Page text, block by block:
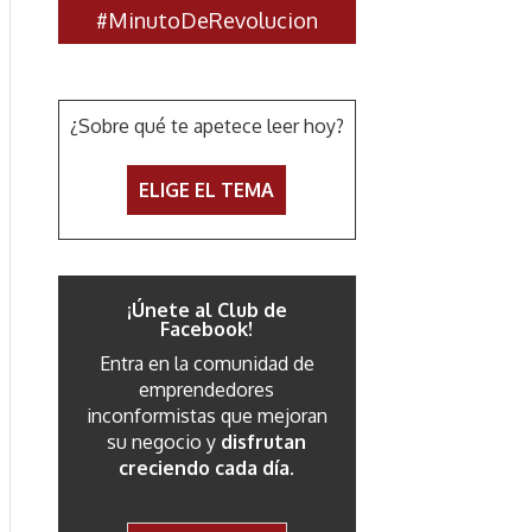
#MinutoDeRevolucion
¿Sobre qué te apetece leer hoy?
ELIGE EL TEMA
¡Únete al Club de
Facebook!
Entra en la comunidad de
emprendedores
inconformistas que mejoran
su negocio y disfrutan
creciendo cada día.